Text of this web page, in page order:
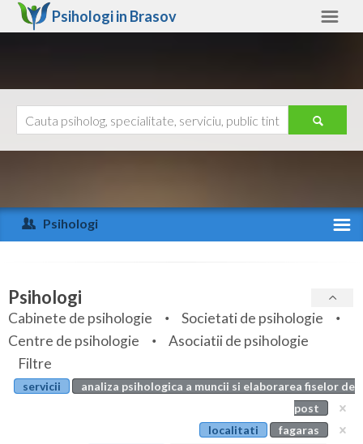
Psihologi in Brasov
Arad
Arges
Bihor
Bistrita-Nasaud
Botosani
Ajutor
Psihologi
Specialitati
Servicii
Articole
Evenimente
Psihologi
Cabinete de psihologie
Societati de psihologie
Centre de psihologie
Asociatii de psihologie
Filtre
servicii
analiza psihologica a muncii si elaborarea fiselor de
post
localitati
fagaras